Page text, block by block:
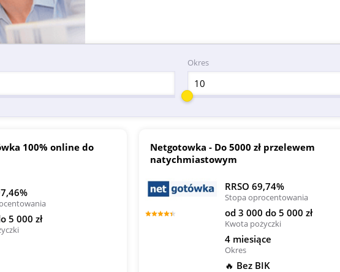
Okres
100% online do
5 000 zł
Netgotowka - Do 5000 zł przelewem
natychmiastowym
RRSO 69,74%
Stopa oprocentowania
od 3 000 do 5 000 zł
Kwota pożyczki
4 miesiące
Okres
🔥 Bez BIK